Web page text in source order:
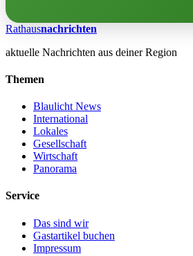
Rathausnachrichten
aktuelle Nachrichten aus deiner Region
Themen
Blaulicht News
International
Lokales
Gesellschaft
Wirtschaft
Panorama
Service
Das sind wir
Gastartikel buchen
Impressum